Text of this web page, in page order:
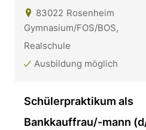
83022 Rosenheim
Gymnasium/FOS/BOS,
Realschule
Ausbildung möglich
Schülerpraktikum als
Bankkauffrau/-mann